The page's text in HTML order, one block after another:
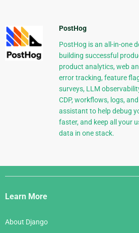
PostHog
PostHog is an all-in-one
building successful
product analytics, web
error tracking, feature
surveys, LLM
CDP, workflows, logs,
assistant to help debug
faster, and keep all your
data in one stack.
Django
Links
Learn More
About Django